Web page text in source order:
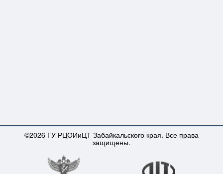
©2026 ГУ РЦОИиЦТ Забайкальского края. Все права
защищены.